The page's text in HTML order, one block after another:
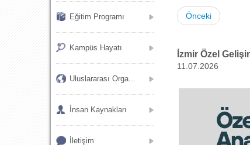
Eğitim Programı
Kampüs Hayatı
Uluslararası Orga...
İnsan Kaynakları
İletişim
Önceki
İzmir Özel
11.07.2026